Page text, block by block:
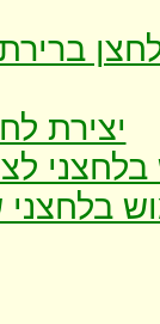
יצירת
בלחצני
בלחצני